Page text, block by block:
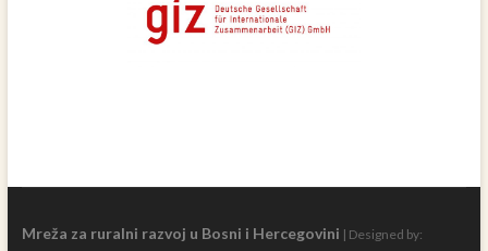
Mreža za ruralni razvoj u Bosni i Hercegovini | Designed by: